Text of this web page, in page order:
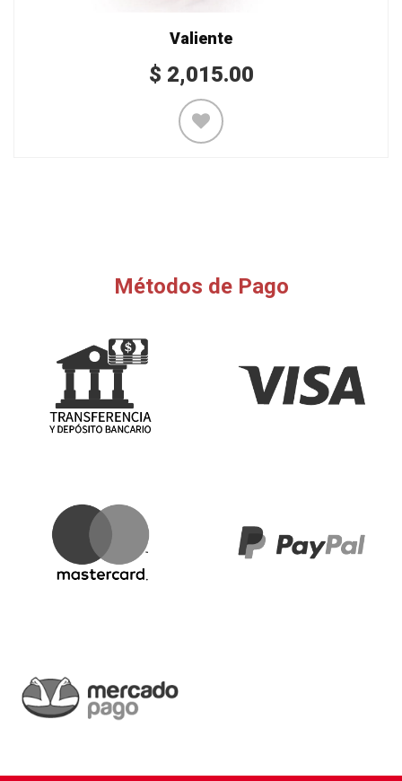
Valiente
$ 2,015.00
Métodos de Pago